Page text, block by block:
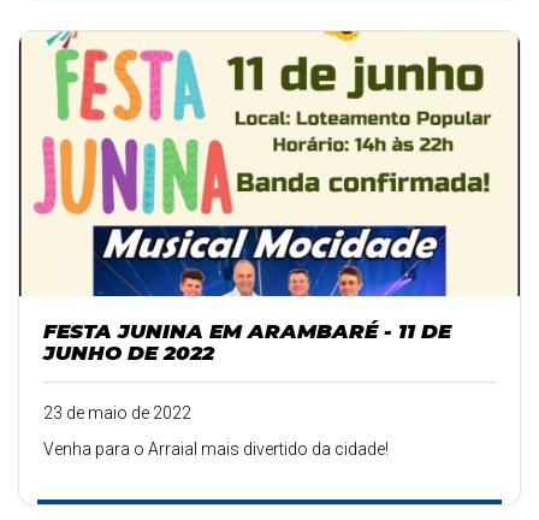
FESTA JUNINA EM ARAMBARÉ - 11 DE
JUNHO DE 2022
23 de maio de 2022
Venha para o Arraial mais divertido da cidade!